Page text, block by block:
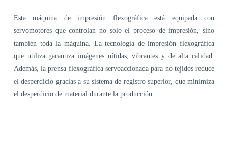
Esta máquina de impresión flexográfica está equipada con
servomotores que controlan no solo el proceso de impresión, sino
también toda la máquina. La tecnología de impresión flexográfica
que utiliza garantiza imágenes nítidas, vibrantes y de alta calidad.
Además, la prensa flexográfica servoaccionada para no tejidos reduce
el desperdicio gracias a su sistema de registro superior, que minimiza
el desperdicio de material durante la producción.